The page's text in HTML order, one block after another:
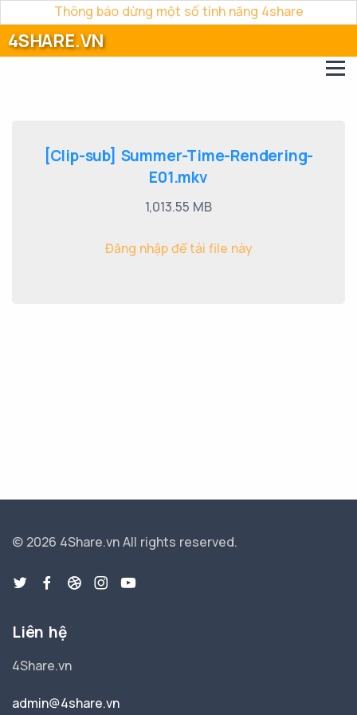
Thông báo dừng một số tính năng 4share
4SHARE.VN
[Clip-sub] Summer-Time-Rendering-
E01.mkv
1,013.55 MB
Đăng nhập để tải file này
© 2026 4Share.vnAll rights reserved.
Liên hệ
4Share.vn
admin@4share.vn